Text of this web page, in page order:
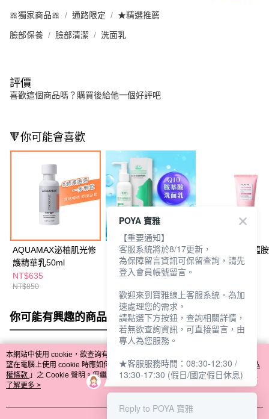
🎀獨家商品🎀 通路限定 ★精選推薦
臉部保養 臉部清潔 洗面乳
評價
喜歡這個商品嗎？購買後給他一個好評吧
🔻你可能會喜歡
AQUAMAX泌柚肌光修
護精華乳50ml
NT$635
NT$850
Dr.FreeVenus藝群Q10
胺基酸洗面乳150ml
NT$341
SKINTIFIC菸醯
洗面乳120ml
你可能有興趣的商品 全站排行
熱門標籤
本網站中使用 cookie，欲查詢有關本網站使用 cookie 方式之詳情，及若您不希
望在電腦上使用 cookie 時應如何變更電腦的 cookie 設定，請參閱本網站「
隱私
權條款 」之 Cookie 聲明。您繼續使用本網站即表示您同意本公司得按本網站使
用條款之 Cookie 聲明使用 cookie。
了解更多 >
POYA 寶雅
【重要通知】
客服系統將於8/17更新，
為保障留言資訊可保留查詢，請先
登入會員帳號留言。
歡迎來到寶雅線上客服系統。為加
速處理您的需求，
請點選下方按鈕，查詢相關詳情，
若無欲查詢資訊，可直接留言，由
專人為您服務。
★客服服務時間：08:30-12:30 /
13:30-17:30 (假日/國定假日休息)
Reply to POYA 寶雅